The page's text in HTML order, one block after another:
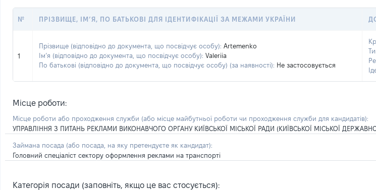
№ ПРІЗВИЩЕ, ІМ’Я, ПО БАТЬКОВІ ДЛЯ ІДЕНТИФІКАЦІЇ ЗА МЕЖАМИ УКРАЇНИ
1
Прізвище (відповідно до документа, що посвідчує особу): Artemenko
Ім’я (відповідно до документа, що посвідчує особу): Valeriia
По батькові (відповідно до документа, що посвідчує особу) (за наявності): Не застосовується
Місце роботи:
Місце роботи або проходження служби (або місце майбутньої роботи чи проходження служби для кандидатів):
УПРАВЛІННЯ З ПИТАНЬ РЕКЛАМИ ВИКОНАВЧОГО ОРГАНУ КИЇВСЬКОЇ МІСЬКОЇ РАДИ (КИЇВСЬКОЇ МІСЬКОЇ
Займана посада (або посада, на яку претендуєте як кандидат):
Головний спеціаліст сектору оформлення реклами на транспорті
Категорія посади (заповніть, якщо це вас стосується):